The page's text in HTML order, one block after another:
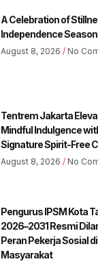
A Celebration of
Independence Season
August 8, 2026 No
Tentrem Jakarta
Mindful Indulgence
Signature Spirit-Free
August 8, 2026 No
Pengurus IPSM Kota
2026–2031 Resmi
Peran Pekerja Sosial
Masyarakat